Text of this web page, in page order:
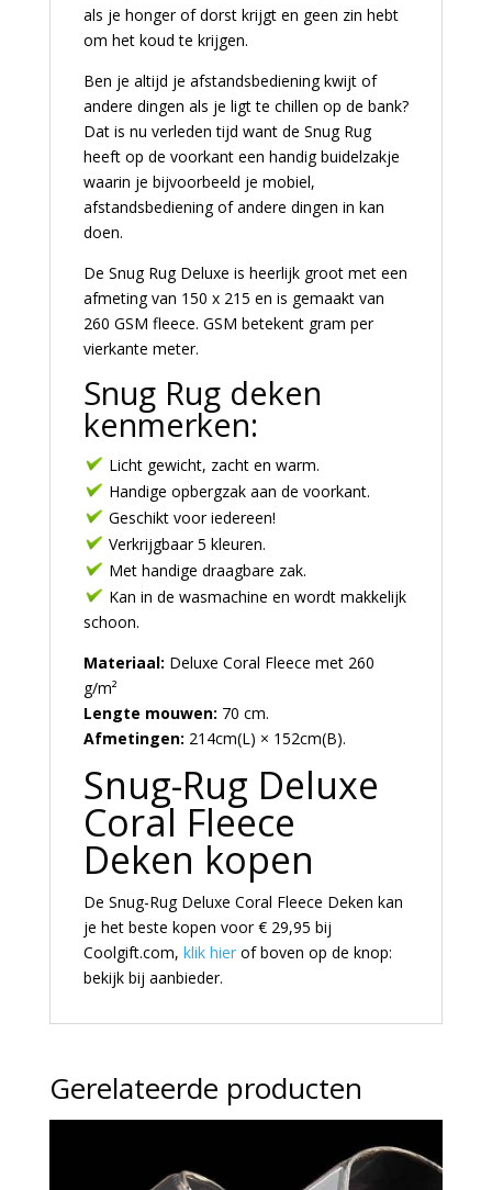
als je honger of dorst krijgt en geen zin hebt
om het koud te krijgen.
Ben je altijd je afstandsbediening kwijt of
andere dingen als je ligt te chillen op de bank?
Dat is nu verleden tijd want de Snug Rug
heeft op de voorkant een handig buidelzakje
waarin je bijvoorbeeld je mobiel,
afstandsbediening of andere dingen in kan
doen.
De Snug Rug Deluxe is heerlijk groot met een
afmeting van 150 x 215 en is gemaakt van
260 GSM fleece. GSM betekent gram per
vierkante meter.
Snug Rug deken
kenmerken:
Licht gewicht, zacht en warm.
Handige opbergzak aan de voorkant.
Geschikt voor iedereen!
Verkrijgbaar 5 kleuren.
Met handige draagbare zak.
Kan in de wasmachine en wordt makkelijk
schoon.
Materiaal: Deluxe Coral Fleece met 260
g/m²
Lengte mouwen: 70 cm.
Afmetingen: 214cm(L) × 152cm(B).
Snug-Rug Deluxe
Coral Fleece
Deken kopen
De Snug-Rug Deluxe Coral Fleece Deken kan
je het beste kopen voor € 29,95 bij
Coolgift.com, klik hierof boven op de knop:
bekijk bij aanbieder.
Gerelateerde producten